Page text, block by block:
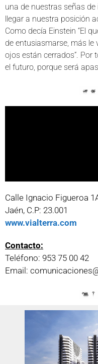
una de nuestras señas
llegar a nuestra posición
Como decía Einstein “El
de entusiasmarse, más le
ojos están cerrados”. Por
el futuro, porque será
Calle Ignacio Figueroa
Jaén, C.P: 23.001
www.vialterra.com
Contacto:
Teléfono: 953 75 00 42
Email: